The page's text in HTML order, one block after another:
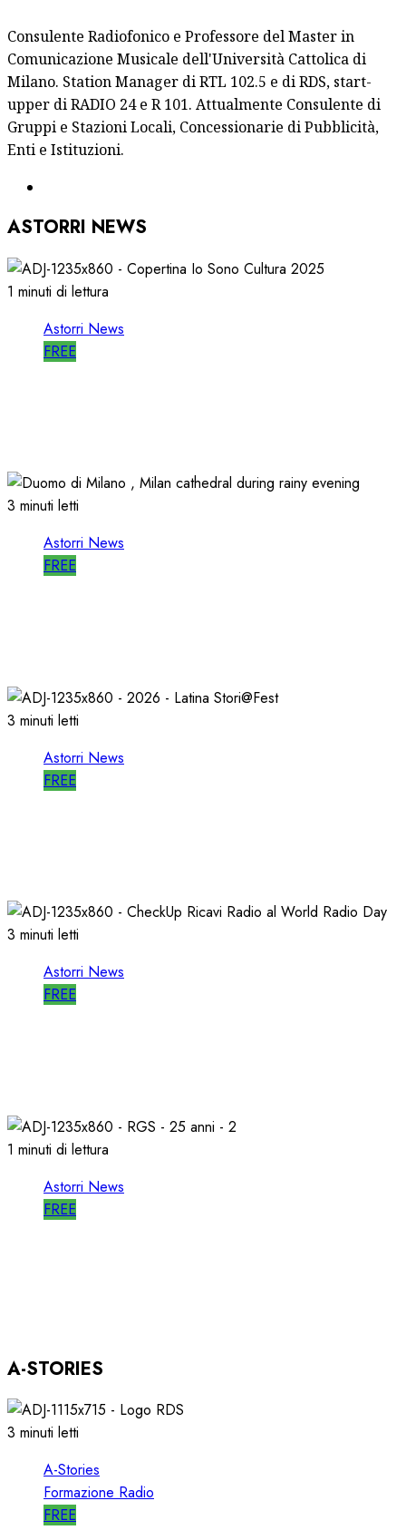
Consulente Radiofonico e Professore del Master in
Comunicazione Musicale dell'Università Cattolica di
Milano. Station Manager di RTL 102.5 e di RDS, start-
upper di RADIO 24 e R 101. Attualmente Consulente di
Gruppi e Stazioni Locali, Concessionarie di Pubblicità,
Enti e Istituzioni.
ASTORRI NEWS
1 minuti di lettura
Astorri News
FREE
3 minuti letti
Astorri News
FREE
3 minuti letti
Astorri News
FREE
3 minuti letti
Astorri News
FREE
1 minuti di lettura
Astorri News
FREE
A-STORIES
3 minuti letti
A-Stories
Formazione Radio
FREE